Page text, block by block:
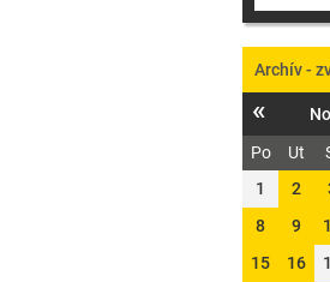
Archív -
«
Po Ut
1
2
8
9
15
16